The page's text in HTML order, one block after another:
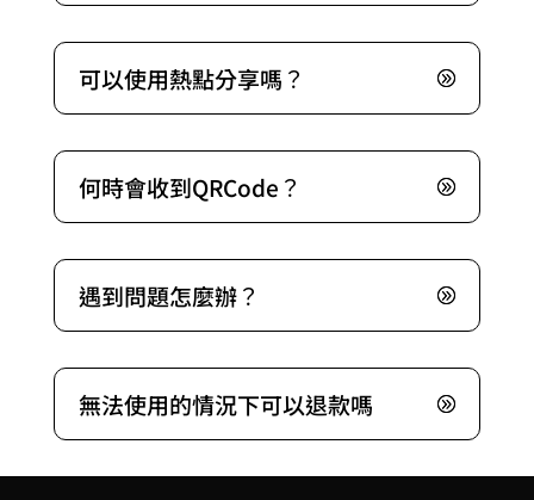
可以使用熱點分享嗎？
何時會收到QRCode？
遇到問題怎麼辦？
無法使用的情況下可以退款嗎